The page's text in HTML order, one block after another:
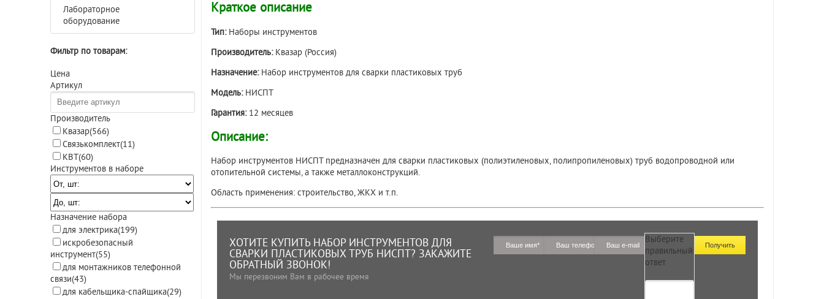
Лабораторное
оборудование
Фильтр по товарам:
Цена
Артикул
Производитель
Квазар(566)
Связькомплект(11)
КВТ(60)
Инструментов в наборе
Назначение набора
для электрика(199)
искробезопасный
инструмент(55)
для монтажников телефонной
связи(43)
для кабельщика-спайщика(29)
Краткое описание
Тип: Наборы инструментов
Производитель: Квазар (Россия)
Назначение: Набор инструментов для сварки пластиковых труб
Модель: НИСПТ
Гарантия:12 месяцев
Описание:
Набор инструментов НИСПТ предназначен для сварки пластиковых (полиэтиленовых, полипропиленовых) труб водопроводной или
отопительной системы, а также металлоконструкций.
Область применения: строительство, ЖКХ и т.п.
ХОТИТЕ КУПИТЬ НАБОР ИНСТРУМЕНТОВ ДЛЯ
СВАРКИ ПЛАСТИКОВЫХ ТРУБ НИСПТ? ЗАКАЖИТЕ
ОБРАТНЫЙ ЗВОНОК!
Мы перезвоним Вам в рабочее время
Выберите
правильный
ответ